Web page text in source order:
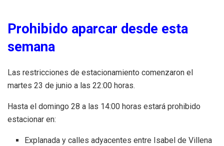
Prohibido aparcar desde esta
semana
Las restricciones de estacionamiento comenzaron el
martes 23 de junio a las 22:00 horas.
Hasta el domingo 28 a las 14:00 horas estará prohibido
estacionar en:
Explanada y calles adyacentes entre Isabel de Villena